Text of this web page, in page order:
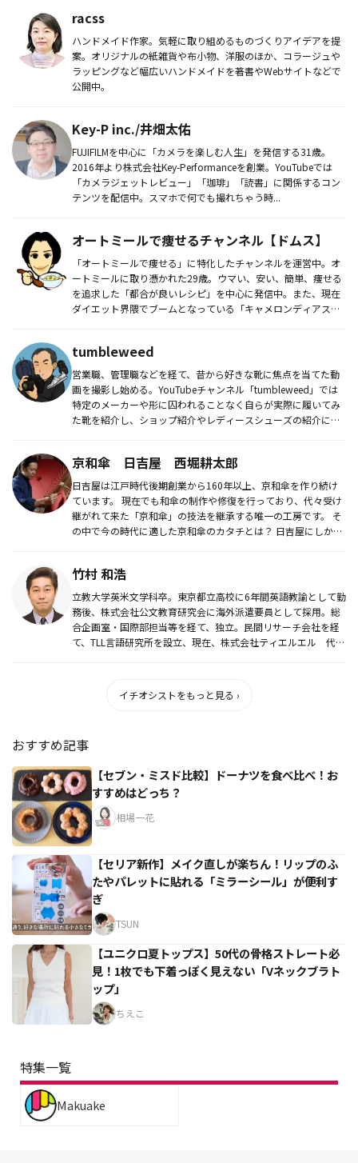
racss
ハンドメイド作家。気軽に取り組めるものづくりアイデアを提
案。オリジナルの紙雑貨や布小物、洋服のほか、コラージュや
ラッピングなど幅広いハンドメイドを著書やWebサイトなどで
公開中。
Key-P inc./井畑太佑
FUJIFILMを中心に「カメラを楽しむ人生」を発信する31歳。
2016年より株式会社Key-Performanceを創業。YouTubeでは
「カメラジェットレビュー」「珈琲」「読書」に関係するコン
テンツを配信中。スマホで何でも撮れちゃう時...
オートミールで痩せるチャンネル【ドムス】
「オートミールで痩せる」に特化したチャンネルを運営中。オ
ートミールに取り憑かれた29歳。ウマい、安い、簡単、痩せる
を追求した「都合が良いレシピ」を中心に発信中。また、現在
ダイエット界隈でブームとなっている「キャメロンディアス
tumbleweed
営業職、管理職などを経て、昔から好きな靴に焦点を当てた動
画を撮影し始める。YouTubeチャンネル「tumbleweed」では
特定のメーカーや形に囚われることなく自らが実際に履いてみ
た靴を紹介し、ショップ紹介やレディースシューズの紹介にも
京和傘 日吉屋 西堀耕太郎
日吉屋は江戸時代後期創業から160年以上、京和傘を作り続け
ています。 現在でも和傘の制作や修復を行っており、代々受け
継がれて来た「京和傘」の技法を継承する唯一の工房です。 そ
の中で今の時代に適した京和傘のカタチとは？ 日吉屋にしかで
竹村 和浩
立教大学英米文学科卒。東京都立高校に6年間英語教諭として勤
務後、株式会社公文教育研究会に海外派遣要員として採用。総
合企画室・国際部担当等を経て、独立。民間リサーチ会社を経
て、TLL言語研究所を設立、現在、株式会社ティエルエル 代表
イチオシストをもっと見る ›
おすすめ記事
【セブン・ミスド比較】ドーナツを食べ比べ！お
すすめはどっち？
相場一花
【セリア新作】メイク直しが楽ちん！リップのふ
たやパレットに貼れる「ミラーシール」が便利す
ぎ
TSUN
【ユニクロ夏トップス】50代の骨格ストレート必
見！1枚でも下着っぽく見えない「Vネックブラト
ップ」
ちえこ
特集一覧
Makuake